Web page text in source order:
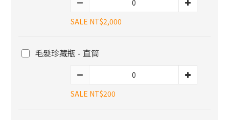
SALE NT$2,000
毛髮珍藏瓶 - 直筒
SALE NT$200